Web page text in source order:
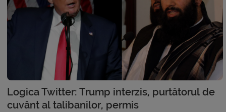
Logica Twitter: Trump interzis, purtătorul de
cuvânt al talibanilor, permis